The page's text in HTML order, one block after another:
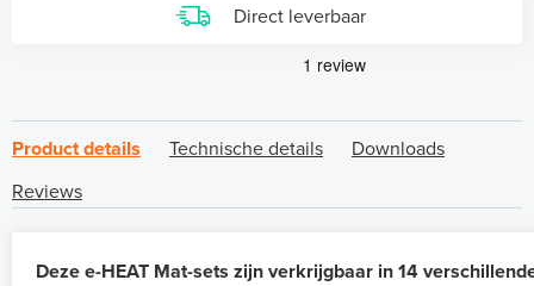
Direct leverbaar
Product details Technische details
Downloads
Reviews
Deze e-HEAT Mat-sets zijn verkrijgbaar in 14